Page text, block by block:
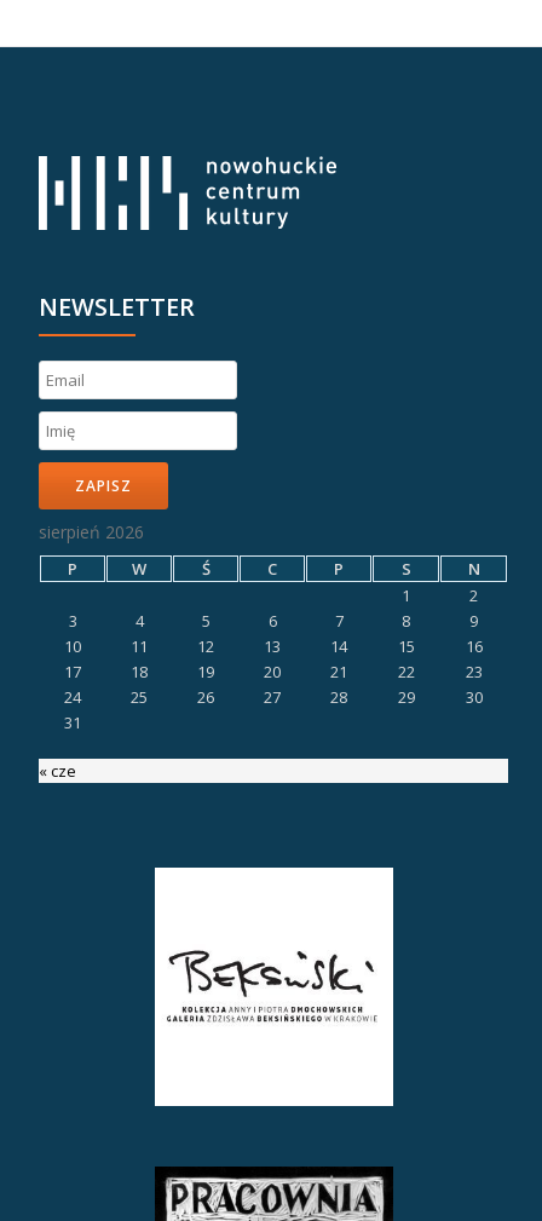
NEWSLETTER
ZAPISZ
sierpień 2026
P W Ś C P S
N
1
2
3
4 5 6 7 8
9
10
11 12 13 14 15
16
17
18 19 20 21 22
23
24
25 26 27 28 29
30
31
« cze